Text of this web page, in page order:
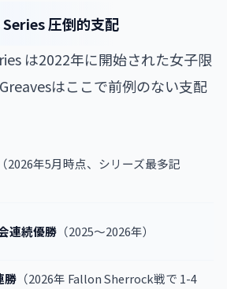
圧倒的支配
は2022年に開始された女子限
はここで前例のない支配
2026年5月時点、シリーズ最多記
連続優勝 （2025〜2026年）
勝 （2026年 Fallon Sherrock戦で 1-4